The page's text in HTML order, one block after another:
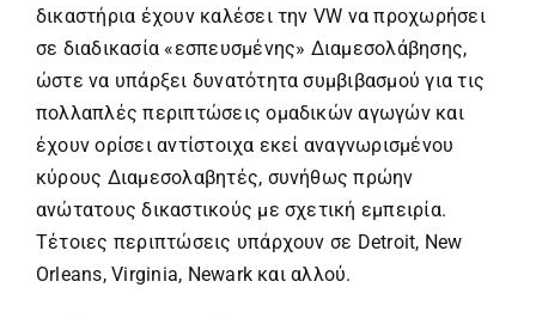
δικαστήρια έχουν καλέσει την VW να προχωρήσει
σε διαδικασία «εσπευσμένης» Διαμεσολάβησης,
ώστε να υπάρξει δυνατότητα συμβιβασμού για τις
πολλαπλές περιπτώσεις ομαδικών αγωγών και
έχουν ορίσει αντίστοιχα εκεί αναγνωρισμένου
κύρους Διαμεσολαβητές, συνήθως πρώην
ανώτατους δικαστικούς με σχετική εμπειρία.
Τέτοιες περιπτώσεις υπάρχουν σε Detroit, New
Orleans, Virginia, Newark και αλλού.